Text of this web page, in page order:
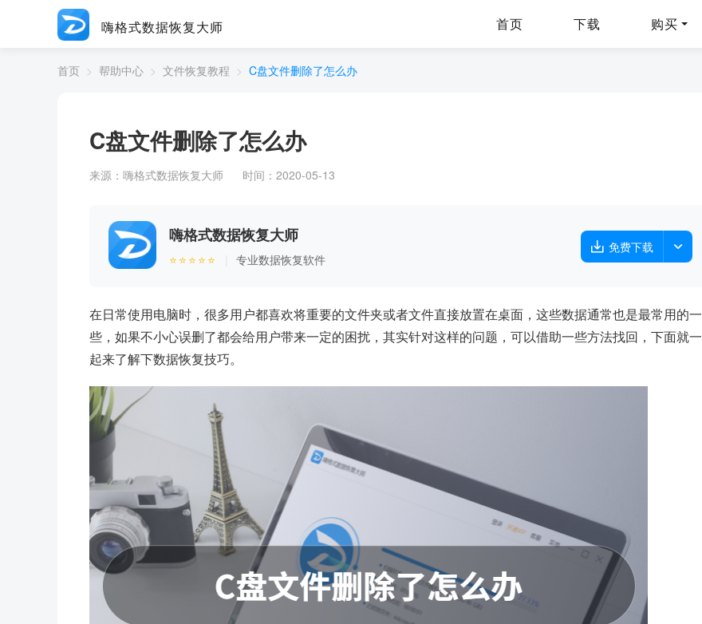
嗨格式数据恢复大师 首页 下载 购买
首页 > 帮助中心 > 文件恢复教程 > C盘文件删除了怎么办
C盘文件删除了怎么办
来源： 嗨格式数据恢复大师 时间：2020-05-13
嗨格式数据恢复大师
⭐⭐⭐⭐⭐ 专业数据恢复软件
免费下载
在日常使用电脑时，很多用户都喜欢将重要的文件夹或者文件直接放置在桌面，这些数据通常也是最常用的一
些，如果不小心误删了都会给用户带来一定的困扰，其实针对这样的问题，可以借助一些方法找回，下面就一
起来了解下数据恢复技巧。